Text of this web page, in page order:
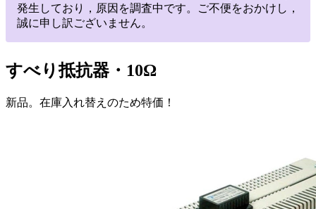
発生しており，原因を調査中です。ご不便をおかけし，
誠に申し訳ございません。
すべり抵抗器・10Ω
新品。在庫入れ替えのため特価！